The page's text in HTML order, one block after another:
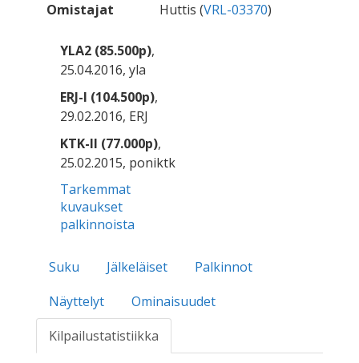
Omistajat
Huttis (VRL-03370)
YLA2 (85.500p),
25.04.2016, yla
ERJ-I (104.500p),
29.02.2016, ERJ
KTK-II (77.000p),
25.02.2015, poniktk
Tarkemmat
kuvaukset
palkinnoista
Suku Jälkeläiset
Palkinnot
Näyttelyt
Ominaisuudet
Kilpailustatistiikka